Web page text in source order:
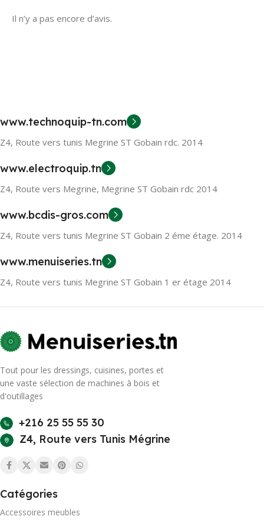
Il n’y a pas encore d’avis.
www.technoquip-tn.com
Z4, Route vers tunis Megrine ST Gobain rdc. 2014
www.electroquip.tn
Z4, Route vers Megrine, Megrine ST Gobain rdc 2014
www.bcdis-gros.com
Z4, Route vers tunis Megrine ST Gobain 2 éme étage. 2014
www.menuiseries.tn
Z4, Route vers tunis Megrine ST Gobain 1 er étage 2014
Tout pour les dressings, cuisines, portes et
une vaste sélection de machines à bois et
d'outillages
+216 25 55 55 30
Z4, Route vers Tunis Mégrine
Catégories
Accessoires meubles